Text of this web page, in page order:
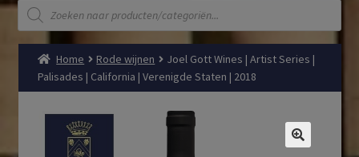
Producten
zoeken
Home Rode wijnen
Joel Gott Wines | Artist Series |
Palisades | California | Verenigde Staten | 2018